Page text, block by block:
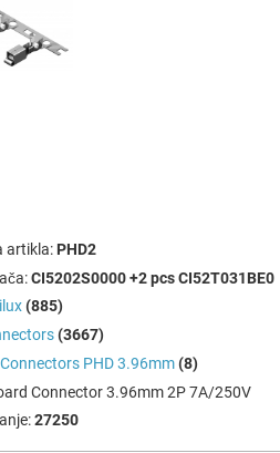
artikla: PHD2
CI5202S0000 +2 pcs CI52T031BE0
(885)
(3667)
Connectors PHD 3.96mm (8)
Connector 3.96mm 2P 7A/250V
27250